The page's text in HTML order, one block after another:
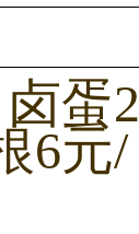
蛋2
6元/